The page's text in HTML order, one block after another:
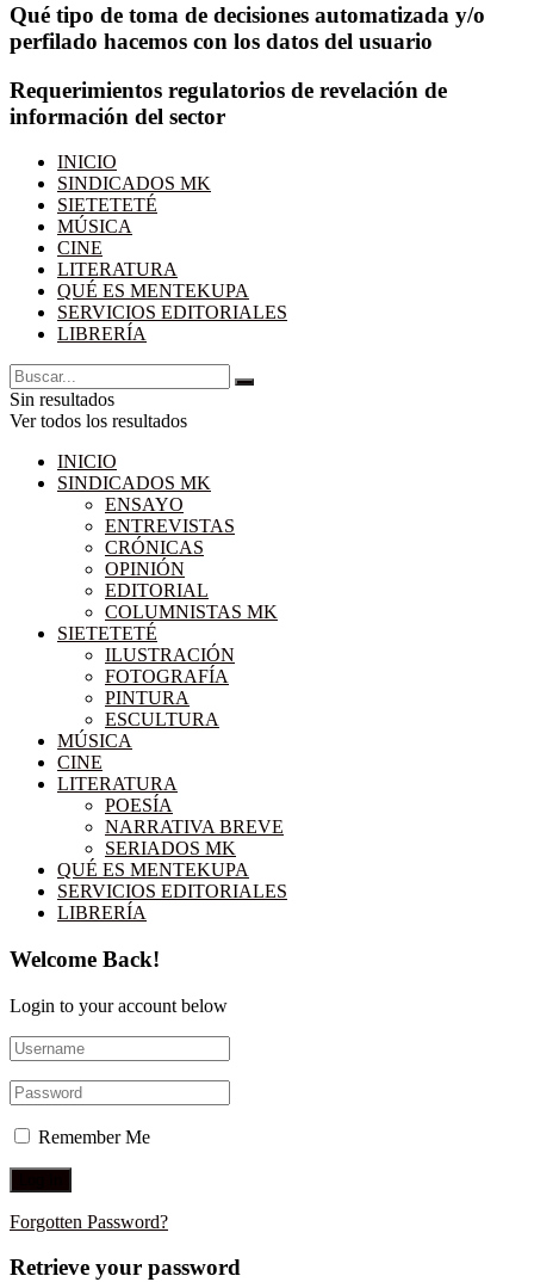
Qué tipo de toma de decisiones automatizada y/o
perfilado hacemos con los datos del usuario
Requerimientos regulatorios de revelación de
información del sector
INICIO
SINDICADOS MK
SIETETETÉ
MÚSICA
CINE
LITERATURA
QUÉ ES MENTEKUPA
SERVICIOS EDITORIALES
LIBRERÍA
Sin resultados
Ver todos los resultados
INICIO
SINDICADOS MK
ENSAYO
ENTREVISTAS
CRÓNICAS
OPINIÓN
EDITORIAL
COLUMNISTAS MK
SIETETETÉ
ILUSTRACIÓN
FOTOGRAFÍA
PINTURA
ESCULTURA
MÚSICA
CINE
LITERATURA
POESÍA
NARRATIVA BREVE
SERIADOS MK
QUÉ ES MENTEKUPA
SERVICIOS EDITORIALES
LIBRERÍA
Welcome Back!
Login to your account below
Remember Me
Forgotten Password?
Retrieve your password